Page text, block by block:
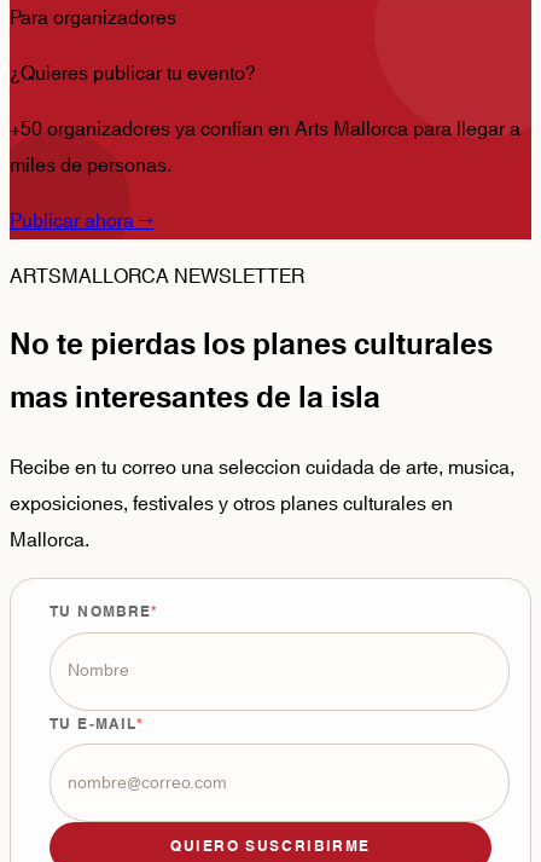
Para organizadores
¿Quieres publicar tu evento?
+50 organizadores ya confían en Arts Mallorca para llegar a
miles de personas.
Publicar ahora→
ARTSMALLORCA NEWSLETTER
No te pierdas los planes culturales
mas interesantes de la isla
Recibe en tu correo una seleccion cuidada de arte, musica,
exposiciones, festivales y otros planes culturales en
Mallorca.
TU NOMBRE
TU E-MAIL
QUIERO SUSCRIBIRME